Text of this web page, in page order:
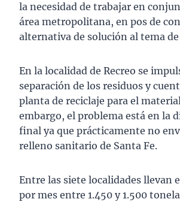
la necesidad de trabajar en
área metropolitana, en pos de
alternativa de solución al tema
En la localidad de Recreo se
separación de los residuos y
planta de reciclaje para el
embargo, el problema está en la
final ya que prácticamente no
relleno sanitario de Santa Fe.
Entre las siete localidades llevan
por mes entre 1.450 y 1.500